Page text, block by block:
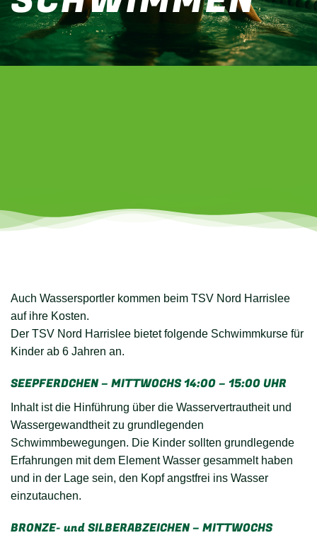
Auch Wassersportler kommen beim TSV Nord Harrislee
auf ihre Kosten.
Der TSV Nord Harrislee bietet folgende Schwimmkurse für
Kinder ab 6 Jahren an.
SEEPFERDCHEN – MITTWOCHS 14:00 – 15:00 UHR
Inhalt ist die Hinführung über die Wasservertrautheit und
Wassergewandtheit zu grundlegenden
Schwimmbewegungen. Die Kinder sollten grundlegende
Erfahrungen mit dem Element Wasser gesammelt haben
und in der Lage sein, den Kopf angstfrei ins Wasser
einzutauchen.
BRONZE- und SILBERABZEICHEN – MITTWOCHS